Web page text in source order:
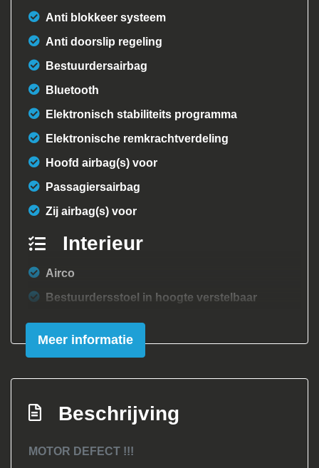
Anti blokkeer systeem
Anti doorslip regeling
Bestuurdersairbag
Bluetooth
Elektronisch stabiliteits programma
Elektronische remkrachtverdeling
Hoofd airbag(s) voor
Passagiersairbag
Zij airbag(s) voor
Interieur
Airco
Bestuurdersstoel in hoogte verstelbaar
Elektrische ramen voor
Stuur leder
Exterieur
Buitenspiegels elektrisch verstelbaar
Meer informatie
Beschrijving
MOTOR DEFECT !!!